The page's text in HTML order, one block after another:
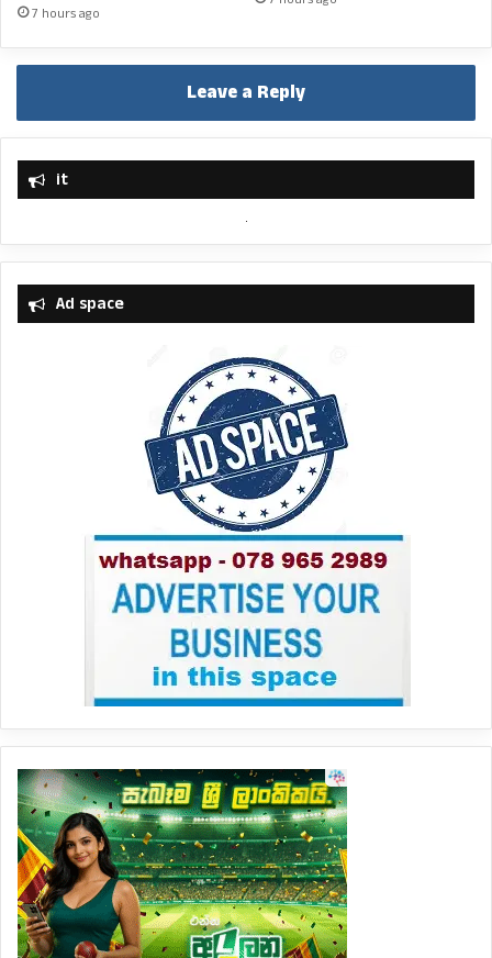
7 hours ago
Leave a Reply
it
Ad space